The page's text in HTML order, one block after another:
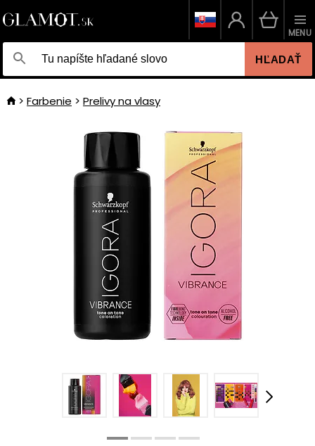
HĽADAŤ
MENU
Farbenie Prelivy na vlasy